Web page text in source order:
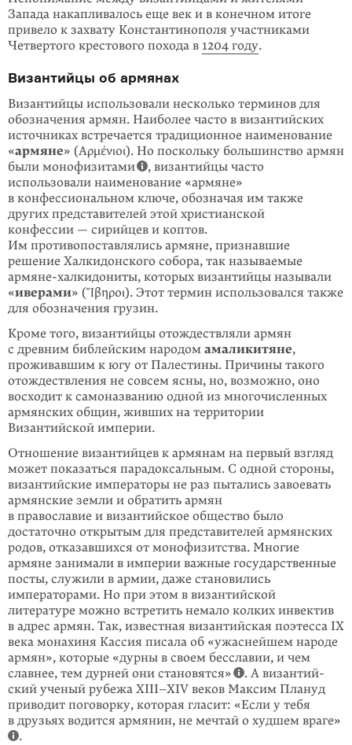
Запада накапливалось еще век и в конечном итоге
привело к захвату Константинополя участниками
Четвер­того крестового похода в 1204 году.
Византийцы об армянах
Византийцы использовали несколько терминов для
обозначения армян. Наиболее часто в византийских
источниках встречается традиционное наименование
«армяне» (Αρμένιοι). Но поскольку большинство армян
были монофизитами
, византийцы часто
использовали наименование «армяне»
в конфессиональном ключе, обозначая им также
других представителей этой христианской
конфессии — сирийцев и коптов.
Им противопоставлялись армяне, признавшие
решение Халкидонского собора, так называемые
армяне-халкидониты, которых византийцы называли
«иверами» (Ἴβηροι). Этот термин использовался также
для обозначения грузин.
Кроме того, византийцы отождествляли армян
с древним библейским народом амаликитяне,
проживавшим к югу от Палестины. Причины такого
отождест­вления не совсем ясны, но, возможно, оно
восходит к самоназванию одной из многочисленных
армянских общин, живших на территории
Византийской империи.
Отношение византийцев к армянам на первый взгляд
может показаться пара­доксальным. С одной стороны,
византийские императоры не раз пытались завоевать
армянские земли и обратить армян
в православие и византийское общество было
достаточно открытым для представителей армянских
родов, отказавшихся от монофизитства. Многие
армяне занимали в империи важные государственные
посты, служили в армии, даже становились
императорами. Но при этом в византийской
литературе можно встретить немало колких инвектив
в адрес армян. Так, известная византийская поэтесса IX
века монахиня Кассия писала об «ужаснейшем народе
армян», которые «дурны в своем бесславии, и чем
славнее, тем дурней они становятся»
. А византий­
ский ученый рубежа XIII–XIV веков Максим Плануд
приводит поговорку, которая гласит: «Если у тебя
в друзьях водится армянин, не мечтай о худшем враге»
.